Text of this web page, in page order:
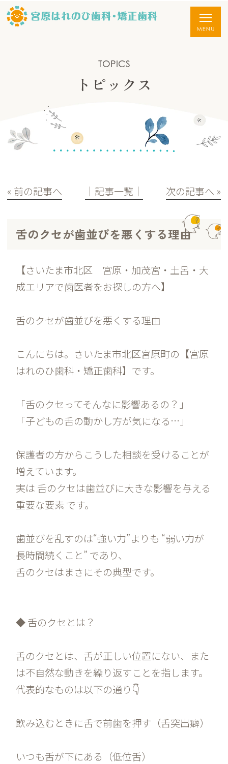
TOPICS
トピックス
« 前の記事へ │記事一覧│ 次の記事へ »
舌のクセが歯並びを悪くする理由
【さいたま市北区 宮原・加茂宮・土呂・大
成エリアで歯医者をお探しの方へ】
舌のクセが歯並びを悪くする理由
こんにちは。さいたま市北区宮原町の【宮原
はれのひ歯科・矯正歯科】です。
「舌のクセってそんなに影響あるの？」
「子どもの舌の動かし方が気になる…」
保護者の方からこうした相談を受けることが
増えています。
実は 舌のクセは歯並びに大きな影響を与える
重要な要素 です。
歯並びを乱すのは“強い力”よりも “弱い力が
長時間続くこと” であり、
舌のクセはまさにその典型です。
◆ 舌のクセとは？
舌のクセとは、舌が正しい位置にない、また
は不自然な動きを繰り返すことを指します。
代表的なものは以下の通り👇
飲み込むときに舌で前歯を押す（舌突出癖）
いつも舌が下にある（低位舌）